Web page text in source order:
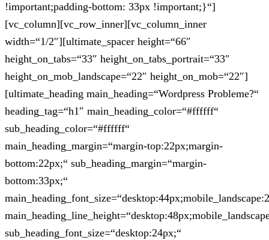
!important;padding-bottom: 33px !important;}“]
[vc_column][vc_row_inner][vc_column_inner
width=“1/2″][ultimate_spacer height=“66″
height_on_tabs=“33″ height_on_tabs_portrait=“33″
height_on_mob_landscape=“22″ height_on_mob=“22″]
[ultimate_heading main_heading=“Wordpress Probleme?“
heading_tag=“h1″ main_heading_color=“#ffffff“
sub_heading_color=“#ffffff“
main_heading_margin=“margin-top:22px;margin-
bottom:22px;“ sub_heading_margin=“margin-
bottom:33px;“
sub_heading_font_size=“desktop:24px;“